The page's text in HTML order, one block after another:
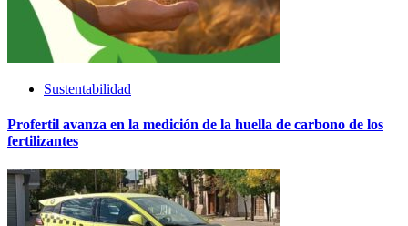
Sustentabilidad
Profertil avanza en la medición de la huella de carbono de los
fertilizantes